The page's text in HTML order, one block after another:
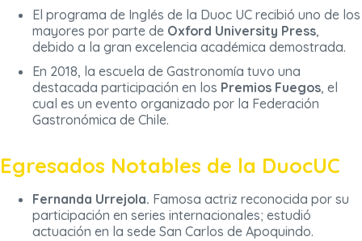
El programa de Inglés de la Duoc UC recibió uno de los
mayores por parte de Oxford University Press,
debido a la gran excelencia académica demostrada.
En 2018, la escuela de Gastronomía tuvo una
destacada participación en los Premios Fuegos, el
cual es un evento organizado por la Federación
Gastronómica de Chile.
Egresados Notables de la DuocUC
Fernanda Urrejola. Famosa actriz reconocida por su
participación en series internacionales; estudió
actuación en la sede San Carlos de Apoquindo.